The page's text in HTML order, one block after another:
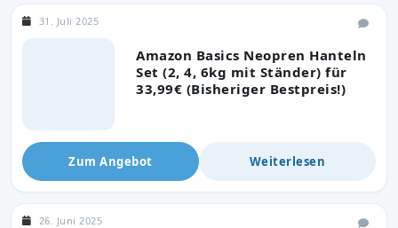
Amazon Basics Neopren Hanteln
Set (2, 4, 6kg mit Ständer) für
33,99€ (Bisheriger Bestpreis!)
31. Juli 2025
Zum Angebot Weiterlesen
26. Juni 2025